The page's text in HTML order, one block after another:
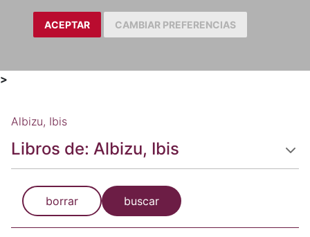
ACEPTAR CAMBIAR PREFERENCIAS
>
Albizu, Ibis
Libros de: Albizu, Ibis
borrar buscar